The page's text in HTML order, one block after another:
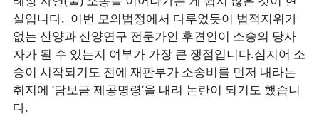
실입니다. 이번 모의법정에서 다루었듯이 법적지위가
없는 산양과 산양연구 전문가인 후견인이 소송의 당사
자가 될 수 있는지 여부가 가장 큰 쟁점입니다.심지어 소
송이 시작되기도 전에 재판부가 소송비를 먼저 내라는
취지에 ‘담보금 제공명령’을 내려 논란이 되기도 했습니
다.